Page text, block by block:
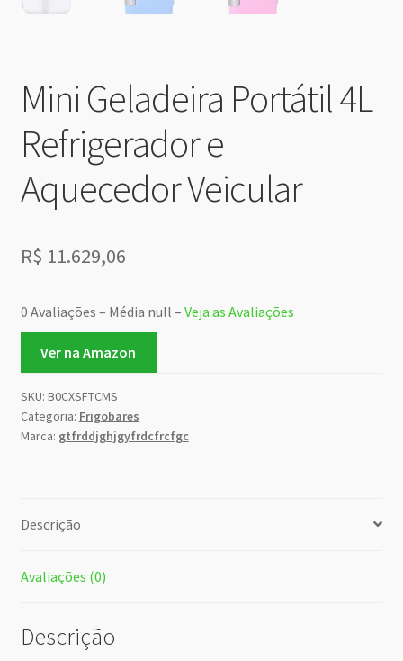
Mini Geladeira Portátil 4L
Refrigerador e
Aquecedor Veicular
R$ 11.629,06
0 Avaliações – Média null – Veja as Avaliações
Ver na Amazon
SKU: B0CXSFTCMS
Categoria: Frigobares
Marca: gtfrddjghjgyfrdcfrcfgc
Descrição
Avaliações (0)
Descrição